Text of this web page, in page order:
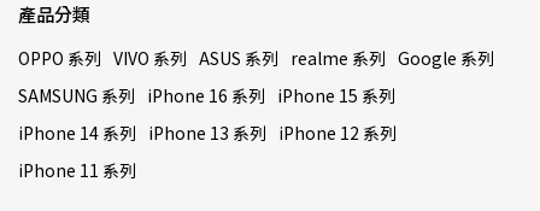
產品分類
OPPO 系列 VIVO 系列 ASUS 系列 realme 系列 Google 系列
SAMSUNG 系列 iPhone 16 系列 iPhone 15 系列
iPhone 14 系列 iPhone 13 系列 iPhone 12 系列
iPhone 11 系列